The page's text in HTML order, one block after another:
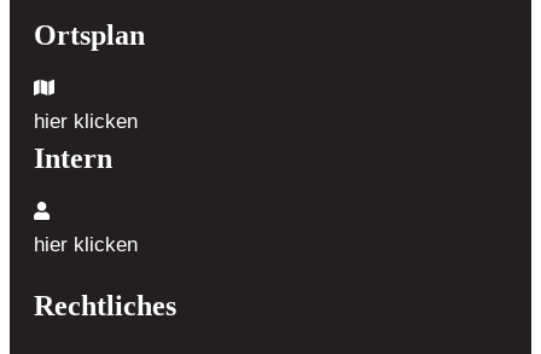
Ortsplan
hier klicken
Intern
hier klicken
Rechtliches